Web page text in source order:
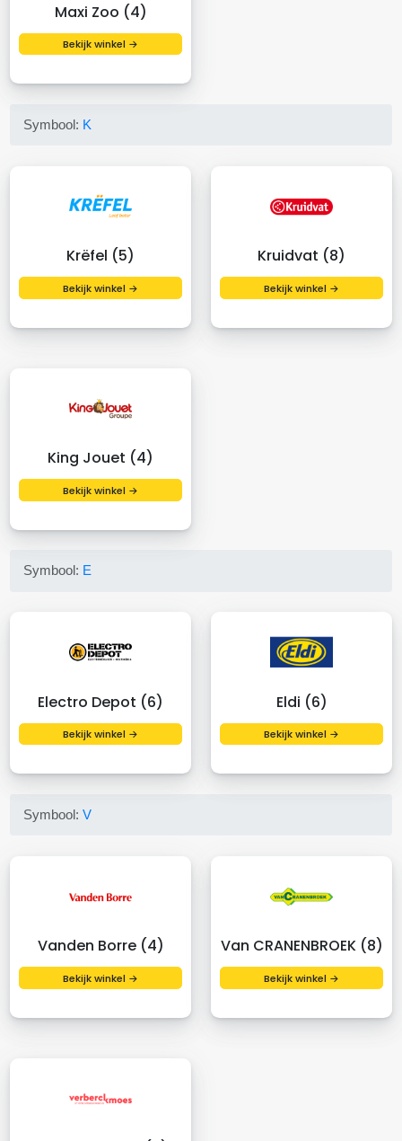
Maxi Zoo (4)
Bekijk winkel →
Symbool: K
Krëfel (5)
Bekijk winkel →
Kruidvat (8)
Bekijk winkel →
King Jouet (4)
Bekijk winkel →
Symbool: E
Electro Depot (6)
Bekijk winkel →
Eldi (6)
Bekijk winkel →
Symbool:V
Vanden Borre (4)
Bekijk winkel →
Van CRANENBROEK (8)
Bekijk winkel →